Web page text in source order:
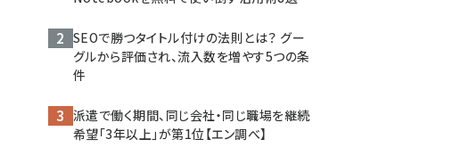
SEOで勝つタイトル付けの法則とは？ グー
グルから評価され、流入数を増やす5つの条
件
派遣で働く期間、同じ会社・同じ職場を継続
希望「3年以上」が第1位【エン調べ】